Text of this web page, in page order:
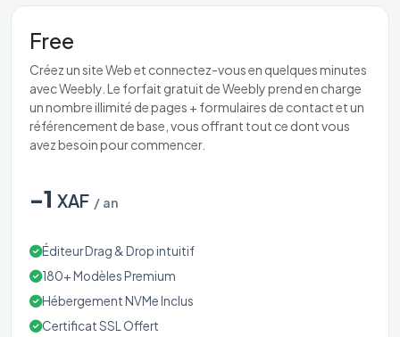
Free
Créez un site Web et connectez-vous en quelques minutes
avec Weebly. Le forfait gratuit de Weebly prend en charge
un nombre illimité de pages + formulaires de contact et un
référencement de base, vous offrant tout ce dont vous
avez besoin pour commencer.
-1 XAF / an
Éditeur Drag & Drop intuitif
180+ Modèles Premium
Hébergement NVMe Inclus
Certificat SSL Offert